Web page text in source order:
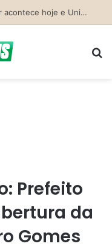
nesta sexta-feira (7)
Prefeito
da
Gomes